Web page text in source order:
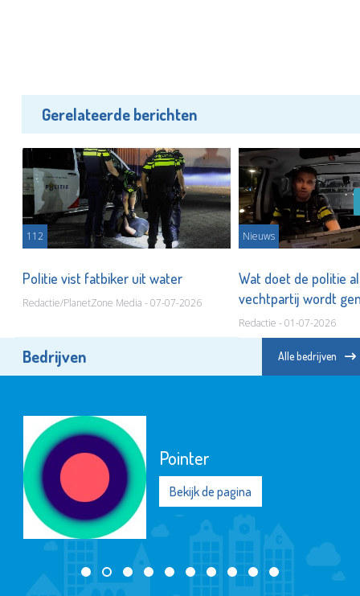
Gerelateerde berichten
112
Politie vist fatbiker uit water
Redactie/PlanetZone Media - 07-07-2026
Nieuws
Wat doet de politie
vechtpartij wordt
Redactie - 01-07-2026
Bedrijven Alle bedrijven
Pointer
Bekijk de pagina